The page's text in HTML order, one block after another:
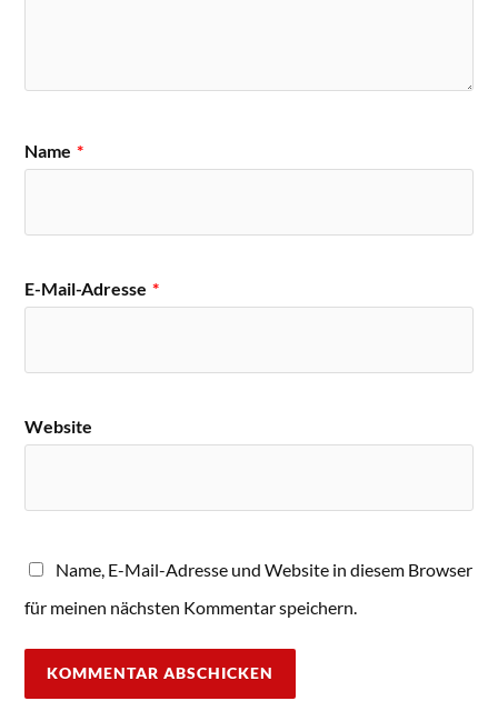
Name *
E-Mail-Adresse *
Website
Name, E-Mail-Adresse und Website in diesem Browser
für meinen nächsten Kommentar speichern.